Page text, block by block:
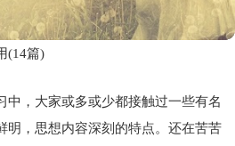
(14篇)
中，大家或多或少都接触过一些有名
明，思想内容深刻的特点。还在苦苦